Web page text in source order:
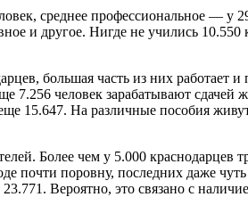
среднее профессиональное — у
и другое. Нигде не учились 10.550
большая часть из них работает и
7.256 человек зарабатывают
15.647. На различные пособия
Более чем у 5.000 краснодарцев
почти поровну, последних даже
Вероятно, это связано с